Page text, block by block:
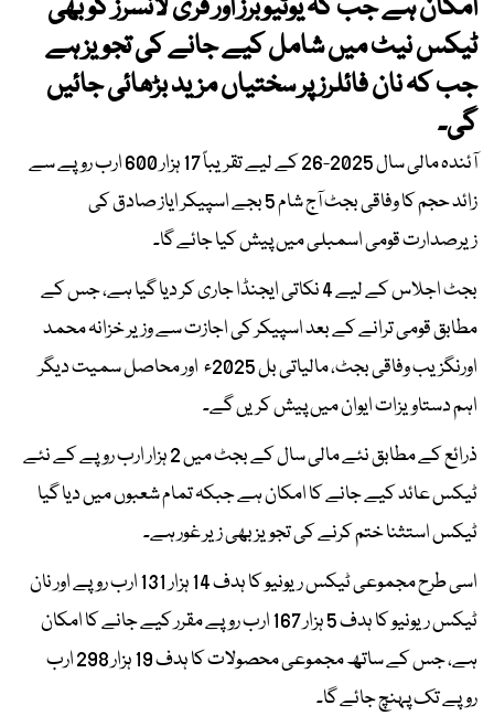
امکان ہے جب کہ یوٹیوبرز اور فری لانسرز کو بھی
ٹیکس نیٹ میں شامل کیے جانے کی تجویز ہے
جب کہ نان فائلرز پر سختیاں مزید بڑھائی جائیں
گی۔
آئندہ مالی سال 2025-26 کے لیے تقریباً 17 ہزار 600 ارب روپے سے
زائد حجم کا وفاقی بجٹ آج شام 5 بجے اسپیکر ایاز صادق کی
زیرصدارت قومی اسمبلی میں پیش کیا جائے گا۔
بجٹ اجلاس کے لیے 4 نکاتی ایجنڈا جاری کر دیا گیا ہے، جس کے
مطابق قومی ترانے کے بعد اسپیکر کی اجازت سے وزیر خزانہ محمد
اورنگزیب وفاقی بجٹ، مالیاتی بل 2025ء اور محاصل سمیت دیگر
اہم دستاویزات ایوان میں پیش کریں گے۔
ذرائع کے مطابق نئے مالی سال کے بجٹ میں 2 ہزار ارب روپے کے نئے
ٹیکس عائد کیے جانے کا امکان ہے جبکہ تمام شعبوں میں دیا گیا
ٹیکس استثنا ختم کرنے کی تجویز بھی زیر غور ہے۔
اسی طرح مجموعی ٹیکس ریونیو کا ہدف 14 ہزار 131 ارب روپے اور نان
ٹیکس ریونیو کا ہدف 5 ہزار 167 ارب روپے مقرر کیے جانے کا امکان
ہے، جس کے ساتھ مجموعی محصولات کا ہدف 19 ہزار 298 ارب
روپے تک پہنچ جائے گا۔